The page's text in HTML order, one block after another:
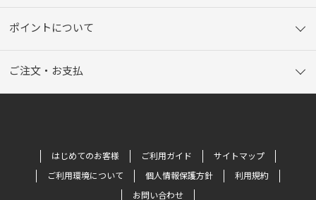
ポイントについて
ご注文・お支払
はじめてのお客様 ご利用ガイド
サイトマップ
ご利用環境について
個人情報保護方針
利用規約
お問い合わせ